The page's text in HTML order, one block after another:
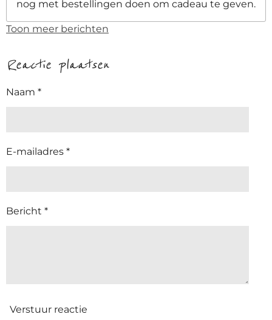
nog met bestellingen doen om cadeau te geven.
Toon meer berichten
Reactie plaatsen
Naam *
E-mailadres *
Bericht *
Verstuur reactie